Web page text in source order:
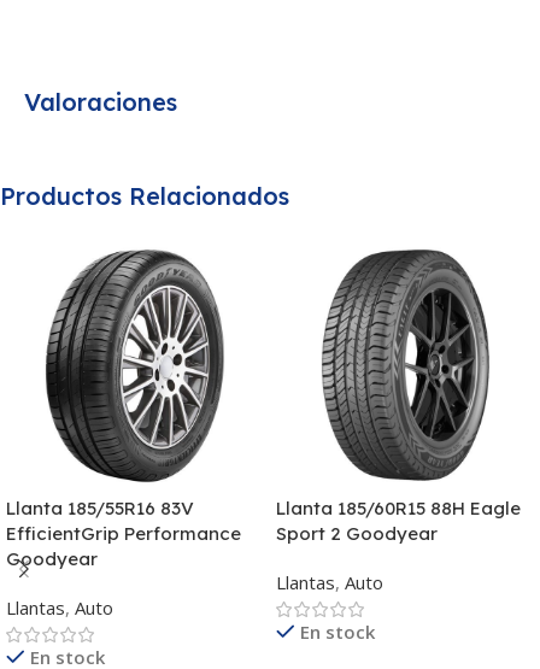
Valoraciones
Productos Relacionados
Llanta 185/55R16 83V
EfficientGrip Performance
Goodyear
Llantas, Auto
En stock
Llanta 185/60R15 88H Eagle
Sport 2 Goodyear
Llantas, Auto
En stock